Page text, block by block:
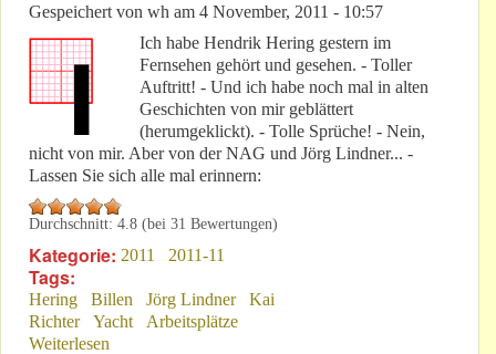
Gespeichert von wh am 4 November, 2011 - 10:57
Ich habe Hendrik Hering gestern im
Fernsehen gehört und gesehen. - Toller
Auftritt! - Und ich habe noch mal in alten
Geschichten von mir geblättert
(herumgeklickt). - Tolle Sprüche! - Nein,
nicht von mir. Aber von der NAG und Jörg Lindner... -
Lassen Sie sich alle mal erinnern:
Durchschnitt: 4.8 (bei 31 Bewertungen)
Kategorie: 2011 2011-11
Tags:
Hering Billen Jörg Lindner
Kai
Richter
Yacht
Arbeitsplätze
Weiterlesen